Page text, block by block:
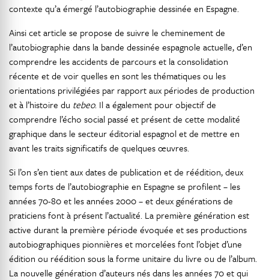
contexte qu’a émergé l’autobiographie dessinée en Espagne.
Ainsi cet article se propose de suivre le cheminement de
l’autobiographie dans la bande dessinée espagnole actuelle, d’en
comprendre les accidents de parcours et la consolidation
récente et de voir quelles en sont les thématiques ou les
orientations privilégiées par rapport aux périodes de production
et à l’histoire du tebeo. Il a également pour objectif de
comprendre l’écho social passé et présent de cette modalité
graphique dans le secteur éditorial espagnol et de mettre en
avant les traits significatifs de quelques œuvres.
Si l’on s’en tient aux dates de publication et de réédition, deux
temps forts de l’autobiographie en Espagne se profilent – les
années 70-80 et les années 2000 – et deux générations de
praticiens font à présent l’actualité. La première génération est
active durant la première période évoquée et ses productions
autobiographiques pionnières et morcelées font l’objet d’une
édition ou réédition sous la forme unitaire du livre ou de l’album.
La nouvelle génération d’auteurs nés dans les années 70 et qui